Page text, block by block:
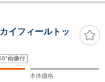
イフィールトッ
画像付
本体価格